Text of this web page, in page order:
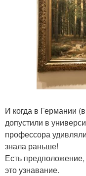
И когда в Германии
допустили в
профессора
знала раньше!
Есть
это узнавание.